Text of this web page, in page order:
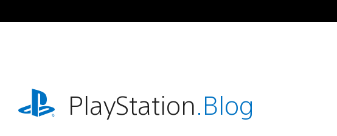
al
playstation.comPlayStation.Blog